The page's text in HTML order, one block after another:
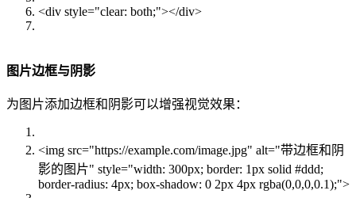
<div style="clear: both;"></div>
图片边框与阴影
为图片添加边框和阴影可以增强视觉效果：
<img src="https://example.com/image.jpg" alt="带边框和阴
影的图片" style="width: 300px; border: 1px solid #ddd;
border-radius: 4px; box-shadow: 0 2px 4px rgba(0,0,0,0.1);">